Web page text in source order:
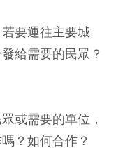
要運往主要城
給需要的民眾？
或需要的單位，
？如何合作？